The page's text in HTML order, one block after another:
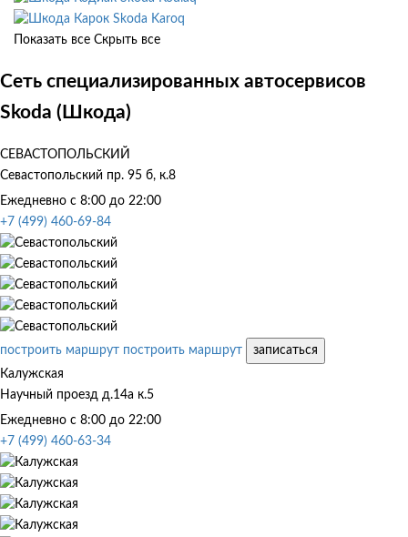
Skoda Karoq
Показать все Скрыть все
Сеть специализированных автосервисов
Skoda (Шкода)
СЕВАСТОПОЛЬСКИЙ
Севастопольский пр. 95 б, к.8
Ежедневно с 8:00 до 22:00
+7 (499) 460-69-84
построить маршрут построить маршрут
записаться
Калужская
Научный проезд д.14а к.5
Ежедневно с 8:00 до 22:00
+7 (499) 460-63-34